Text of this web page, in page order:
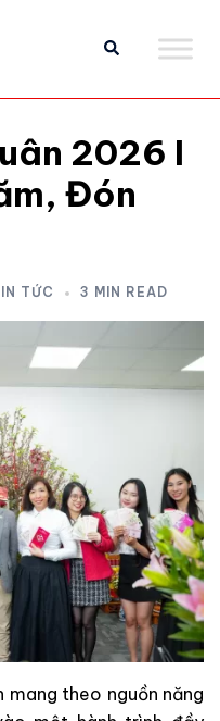
2026 I
Đón
TỨC 3 MIN READ
mang theo nguồn năng